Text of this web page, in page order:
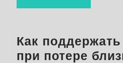
Как
при потере